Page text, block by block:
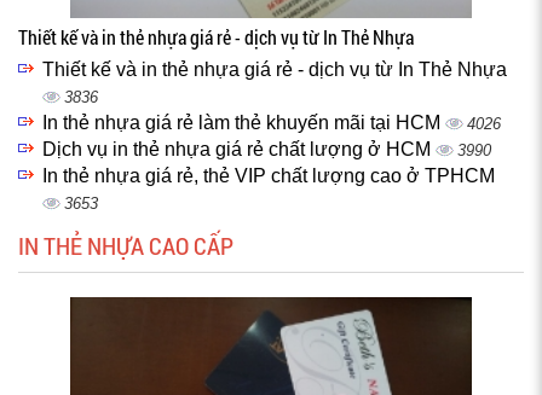
Thiết kế và in thẻ nhựa giá rẻ - dịch vụ từ In Thẻ Nhựa
Thiết kế và in thẻ nhựa giá rẻ - dịch vụ từ In Thẻ Nhựa
3836
In thẻ nhựa giá rẻ làm thẻ khuyến mãi tại HCM 4026
Dịch vụ in thẻ nhựa giá rẻ chất lượng ở HCM 3990
In thẻ nhựa giá rẻ, thẻ VIP chất lượng cao ở TPHCM
3653
IN THẺ NHỰA CAO CẤP